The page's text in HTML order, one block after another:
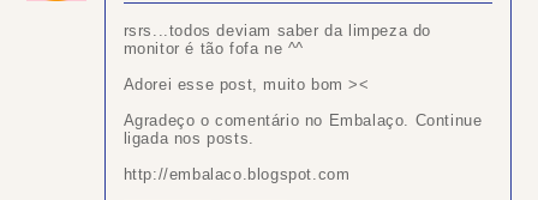
rsrs...todos deviam saber da limpeza do
monitor é tão fofa ne ^^
Adorei esse post, muito bom ><
Agradeço o comentário no Embalaço. Continue
ligada nos posts.
http://embalaco.blogspot.com